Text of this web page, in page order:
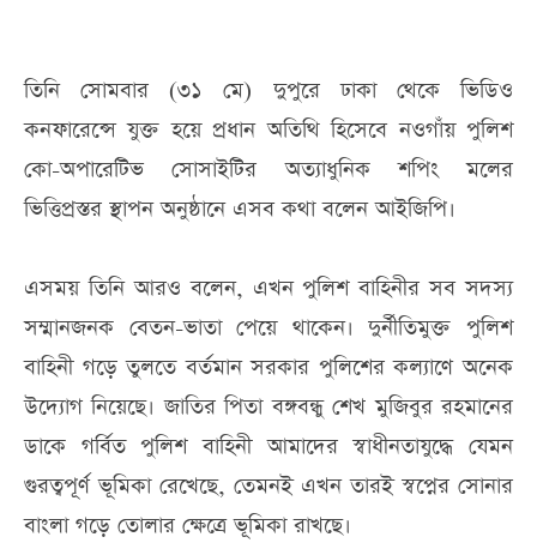
তিনি সোমবার (৩১ মে) দুপুরে ঢাকা থেকে ভিডিও
কনফারেন্সে যুক্ত হয়ে প্রধান অতিথি হিসেবে নওগাঁয় পুলিশ
কো-অপারেটিভ সোসাইটির অত্যাধুনিক শপিং মলের
ভিত্তিপ্রস্তর স্থাপন অনুষ্ঠানে এসব কথা বলেন আইজিপি।
এসময় তিনি আরও বলেন, এখন পুলিশ বাহিনীর সব সদস্য
সম্মানজনক বেতন-ভাতা পেয়ে থাকেন। দুর্নীতিমুক্ত পুলিশ
বাহিনী গড়ে তুলতে বর্তমান সরকার পুলিশের কল্যাণে অনেক
উদ্যোগ নিয়েছে। জাতির পিতা বঙ্গবন্ধু শেখ মুজিবুর রহমানের
ডাকে গর্বিত পুলিশ বাহিনী আমাদের স্বাধীনতাযুদ্ধে যেমন
গুরত্বপূর্ণ ভূমিকা রেখেছে, তেমনই এখন তারই স্বপ্নের সোনার
বাংলা গড়ে তোলার ক্ষেত্রে ভূমিকা রাখছে।